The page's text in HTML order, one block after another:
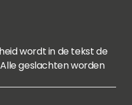
wordt in de tekst de
geslachten worden